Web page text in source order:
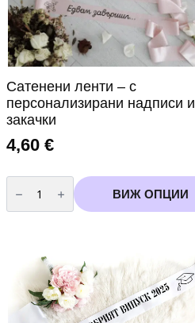
Сатенени ленти – с
персонализирани надписи и
закачки
4,60 €
количество
за
Сатенени
ленти
надписи
закачки
ВИЖ ОПЦИИ